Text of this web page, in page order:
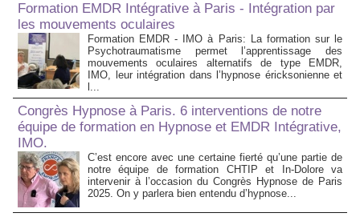
Formation EMDR Intégrative à Paris - Intégration par
les mouvements oculaires
Formation EMDR - IMO à Paris: La formation sur le
Psychotraumatisme permet l’apprentissage des
mouvements oculaires alternatifs de type EMDR,
IMO, leur intégration dans l’hypnose éricksonienne et
l...
Congrès Hypnose à Paris. 6 interventions de notre
équipe de formation en Hypnose et EMDR Intégrative,
IMO.
C’est encore avec une certaine fierté qu’une partie de
notre équipe de formation CHTIP et In-Dolore va
intervenir à l’occasion du Congrès Hypnose de Paris
2025. On y parlera bien entendu d’hypnose...